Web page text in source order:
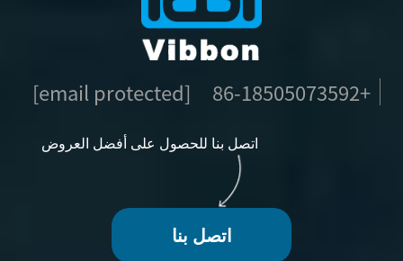
+86-18505073592
[email protected]
اتصل بنا للحصول على أفضل العروض
اتصل بنا